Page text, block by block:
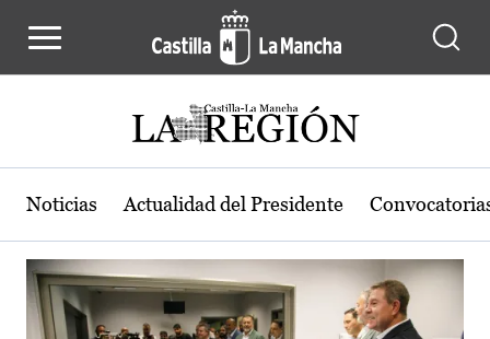
Actualidad de la región de Castilla-
Noticias Actualidad del Presidente